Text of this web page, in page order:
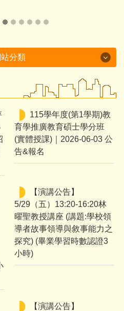
分類
115學年度(第1學期)教
育學推廣教育碩士學分班
(實體授課)｜2026-06-03 公
告&報名
【演講公告】
5/29（五）13:20-16:20林
曜聖教授講座 (講題:學校領
導者故事領導與敘事能力之
探究) (畢業學習時數認證3
小時)
【演講公告】